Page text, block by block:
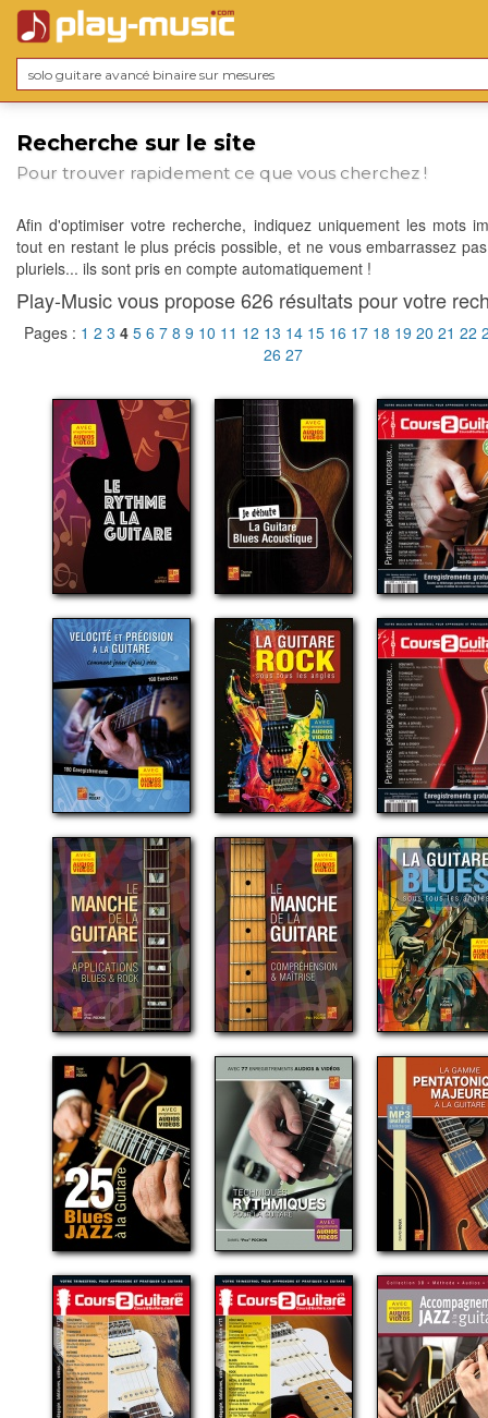
Recherche sur le site
Pour trouver rapidement ce que vous cherchez !
Afin d'optimiser votre recherche, indiquez uniquement les mots
tout en restant le plus précis possible, et ne vous embarrassez
pluriels... ils sont pris en compte automatiquement !
Play-Music vous propose 626 résultats pour votre
Pages : 1 2 3 4 5 6 7 8 9 10 11 12 13 14 15 16 17 18 19 20 21 22
26 27